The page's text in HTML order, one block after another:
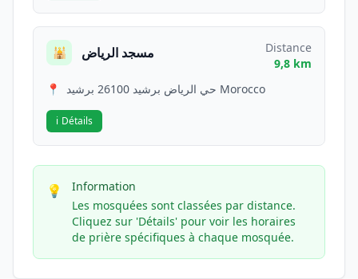
🕌 مسجد الرياض
Distance
9,8 km
📍
حي الرياض برشيد 26100 برشيد Morocco
ℹ️ Détails
💡
Information
Les mosquées sont classées par distance.
Cliquez sur 'Détails' pour voir les horaires
de prière spécifiques à chaque mosquée.